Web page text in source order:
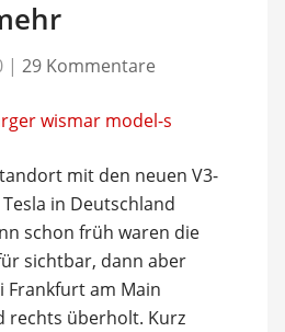
| 29 Kommentare
mit den neuen V3-
in Deutschland
schon früh waren die
sichtbar, dann aber
Frankfurt am Main
rechts überholt. Kurz